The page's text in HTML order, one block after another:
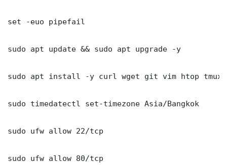
set -euo pipefail
sudo apt update && sudo apt upgrade -y
sudo apt install -y curl wget git vim htop tmux
sudo timedatectl set-timezone Asia/Bangkok
sudo ufw allow 22/tcp
sudo ufw allow 80/tcp